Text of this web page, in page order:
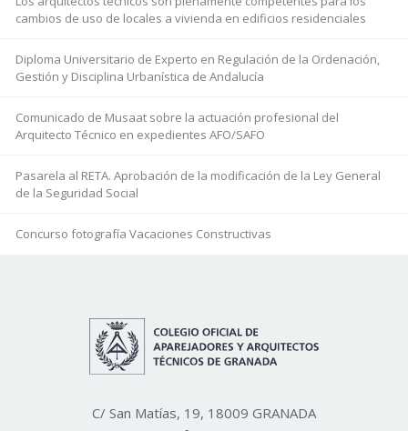
cambios de uso de locales a vivienda en edificios residenciales
Diploma Universitario de Experto en Regulación de la Ordenación,
Gestión y Disciplina Urbanística de Andalucía
Comunicado de Musaat sobre la actuación profesional del
Arquitecto Técnico en expedientes AFO/SAFO
Pasarela al RETA. Aprobación de la modificación de la Ley General
de la Seguridad Social
Concurso fotografía Vacaciones Constructivas
C/ San Matías, 19, 18009 GRANADA